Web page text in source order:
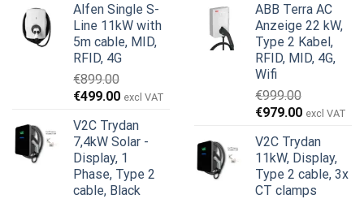
Alfen Single S-
Line 11kW with
5m cable, MID,
RFID, 4G
€899.00
Ursprünglicher
war:
€899.00
€499.00Aktueller
ist:
€499.00.
excl VAT
V2C Trydan
7,4kW Solar -
Display, 1
Phase, Type 2
cable, Black
ABB Terra AC
Anzeige 22 kW,
Type 2 Kabel,
RFID, MID, 4G,
Wifi
€999.00
Ursprünglicher
war:
€999.00
€979.00Aktueller
ist:
€979.00.
excl VAT
V2C Trydan
11kW, Display,
Type 2 cable, 3x
CT clamps